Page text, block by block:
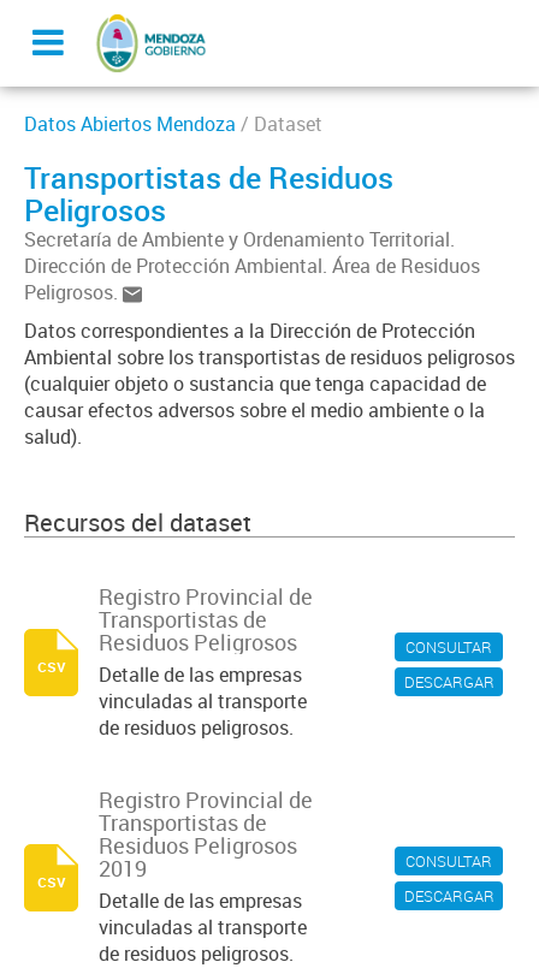
Datos Abiertos Mendoza / Dataset
Transportistas de Residuos
Peligrosos
Secretaría de Ambiente y Ordenamiento Territorial.
Dirección de Protección Ambiental. Área de Residuos
Peligrosos.
Datos correspondientes a la Dirección de Protección
Ambiental sobre los transportistas de residuos peligrosos
(cualquier objeto o sustancia que tenga capacidad de
causar efectos adversos sobre el medio ambiente o la
salud).
Recursos del dataset
CONSULTAR
DESCARGAR
Registro Provincial de
Transportistas de
Residuos Peligrosos
Detalle de las empresas
vinculadas al transporte
de residuos peligrosos.
csv
CONSULTAR
DESCARGAR
Registro Provincial de
Transportistas de
Residuos Peligrosos
2019
Detalle de las empresas
vinculadas al transporte
de residuos peligrosos.
csv